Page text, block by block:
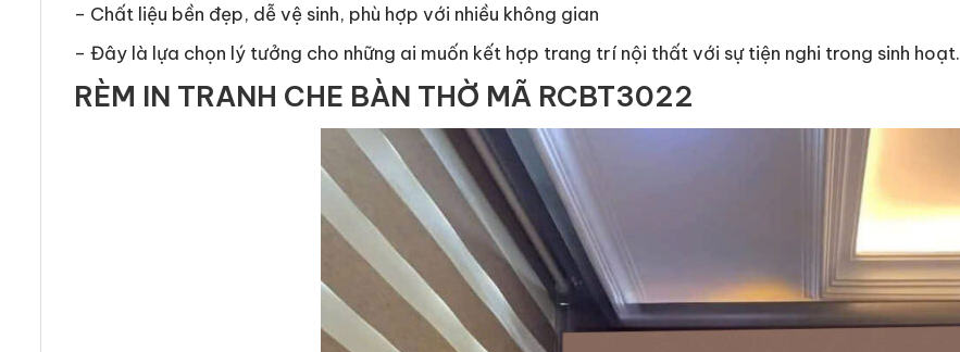
– Chất liệu bền đẹp, dễ vệ sinh, phù hợp với nhiều không gian
– Đây là lựa chọn lý tưởng cho những ai muốn kết hợp trang trí nội thất với sự tiện nghi trong sinh hoạt.
RÈM IN TRANH CHE BÀN THỜ MÃ RCBT3022